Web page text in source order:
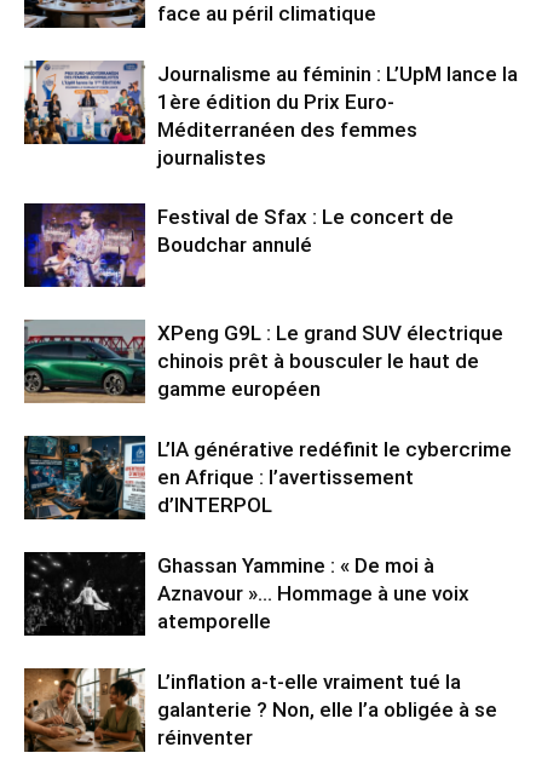
face au péril climatique
Journalisme au féminin : L’UpM lance la
1ère édition du Prix Euro-
Méditerranéen des femmes
journalistes
Festival de Sfax : Le concert de
Boudchar annulé
XPeng G9L : Le grand SUV électrique
chinois prêt à bousculer le haut de
gamme européen
L’IA générative redéfinit le cybercrime
en Afrique : l’avertissement
d’INTERPOL
Ghassan Yammine : « De moi à
Aznavour »… Hommage à une voix
atemporelle
L’inflation a-t-elle vraiment tué la
galanterie ? Non, elle l’a obligée à se
réinventer